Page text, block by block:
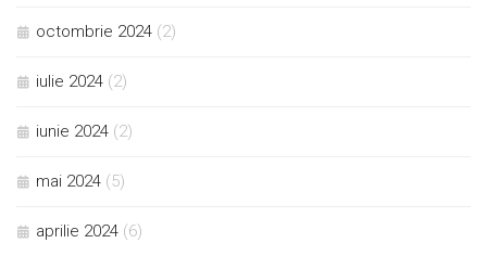
octombrie 2024 (2)
iulie 2024 (2)
iunie 2024 (2)
mai 2024 (5)
aprilie 2024 (6)